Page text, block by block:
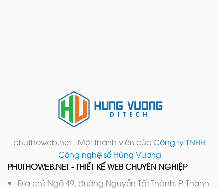
phuthoweb.net - Một thành viên của Công ty TNHH
Công nghệ số Hùng Vương
PHUTHOWEB.NET - THIẾT KẾ WEB CHUYÊN NGHIỆP
Địa chỉ: Ngõ 49, đường Nguyễn Tất Thành, P. Thanh